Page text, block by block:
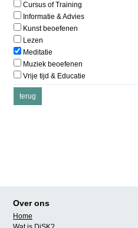
Cursus of Training
Informatie & Advies
Kunst beoefenen
Lezen
Meditatie
Muziek beoefenen
Vrije tijd & Educatie
Over ons
Home